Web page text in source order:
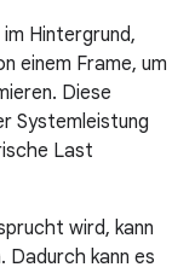
Hintergrund,
einem Frame, um
Diese
Systemleistung
Last
wird, kann
Dadurch kann es